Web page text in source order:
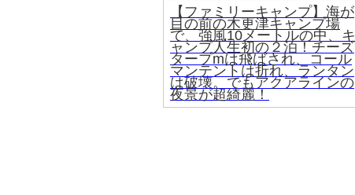
【ファミリーキャンプ】海が
目の前の木更津キャンプ場
で、強風10メートルの中、キ
ャンプ人生初の２泊！チーズ
タープmは飛ばされ、コール
マンテントは折れ、ランタン
は破壊。でもアクアラインの
夜景が超綺麗！